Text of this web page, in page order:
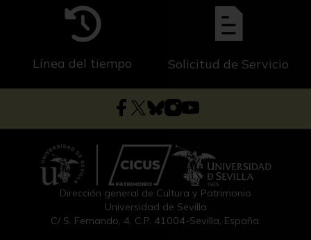
Línea del tiempo Solicitud de Servicio
Dirección general de Cultura y Patrimonio
Universidad de Sevilla
C/ S. Fernando, 4, C.P. 41004-Sevilla, España.